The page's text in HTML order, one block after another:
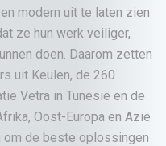
modern uit te laten zien
ze hun werk veiliger,
doen. Daarom zetten
uit Keulen, de 260
Vetra in Tunesië en de
Oost-Europa en Azië
de beste oplossingen